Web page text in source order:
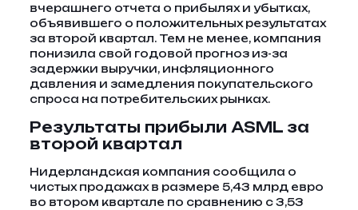
вчерашнего отчета о прибылях и убытках,
объявившего о положительных результатах
за второй квартал. Тем не менее, компания
понизила свой годовой прогноз из-за
задержки выручки, инфляционного
давления и замедления покупательского
спроса на потребительских рынках.
Результаты прибыли ASML за
второй квартал
Нидерландская компания сообщила о
чистых продажах в размере 5,43 млрд евро
во втором квартале по сравнению с 3,53